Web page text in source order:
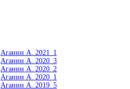
Аганин А. 2021_1
Аганин А. 2020_3
Аганин А. 2020_2
Аганин А. 2020_1
Аганин А. 2019_5